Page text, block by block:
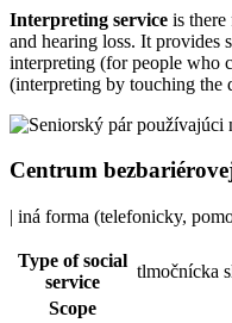
Interpreting service is
and hearing loss. It provides
interpreting (for people who
(interpreting by touching the
Centrum
| iná forma (telefonicky,
Type of social
service
tlmočnícka
Scope